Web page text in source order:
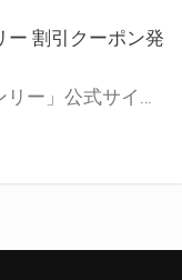
ー 割引クーポン発
「とらのあなWEBオンリー」公式サイトでとらのあな通販の「割引クーポン」を配布中！ イベントごとに開催当日限定で使える割引クーポンのシリアルコードを発行します。 とらのあなWEBオンリーのページをチェックして、イベント当日にお得にお買い物を楽しみましょう♪ ※本キャンペーンは予告なく終了する場合がございます。 とらのあなWEBオンリーサイトはこちら